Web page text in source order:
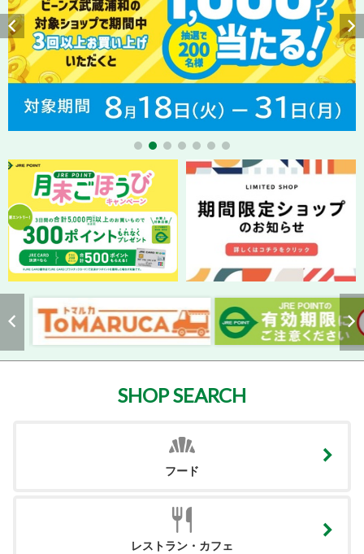
SHOP SEARCH
フード
レストラン・カフェ